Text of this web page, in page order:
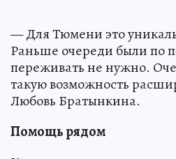
— Для Тюмени это
Раньше очереди были по
переживать не нужно.
такую возможность
Любовь Братынкина.
Помощь рядом